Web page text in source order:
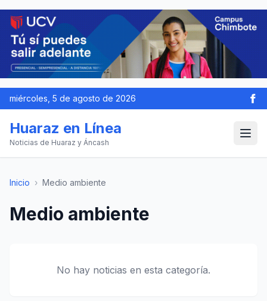
miércoles, 5 de agosto de 2026
Huaraz en Línea
Noticias de Huaraz y Áncash
Inicio › Medio ambiente
Medio ambiente
No hay noticias en esta categoría.